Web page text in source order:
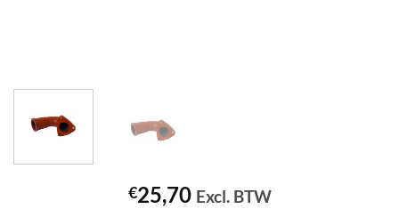
€25,70 Excl. BTW